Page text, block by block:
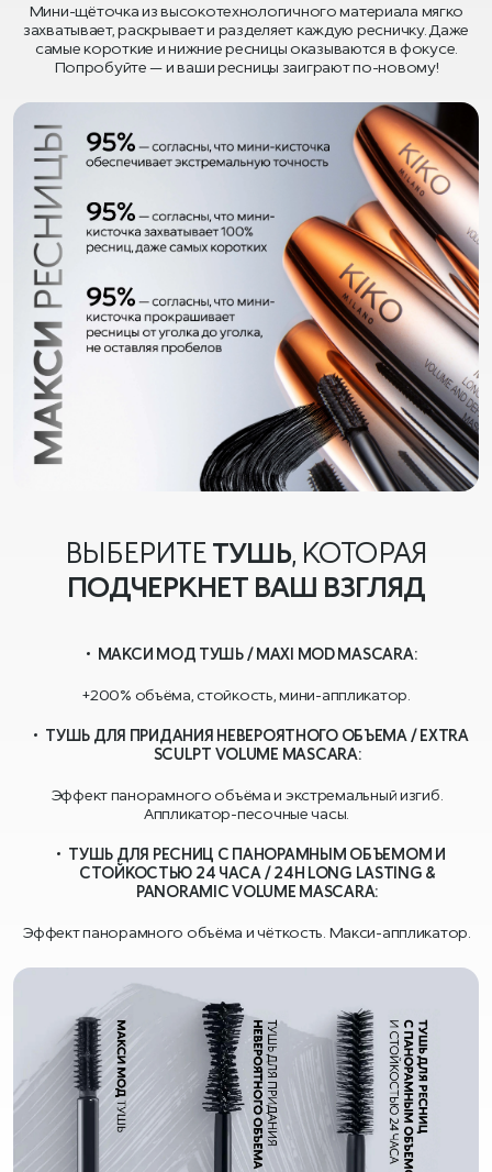
Мини-щёточка из высокотехнологичного материала мягко
захватывает, раскрывает и разделяет каждую ресничку. Даже
самые короткие и нижние ресницы оказываются в фокусе.
Попробуйте — и ваши ресницы заиграют по-новому!
ВЫБЕРИТЕТУШЬ, КОТОРАЯ
ПОДЧЕРКНЕТ ВАШ ВЗГЛЯД
МАКСИ МОД ТУШЬ / MAXI MOD MASCARA:
+200% объёма, стойкость, мини-аппликатор.
ТУШЬ ДЛЯ ПРИДАНИЯ НЕВЕРОЯТНОГО ОБЪЕМА / EXTRA
SCULPT VOLUME MASCARA:
Эффект панорамного объёма и экстремальный изгиб.
Аппликатор-песочные часы.
ТУШЬ ДЛЯ РЕСНИЦ С ПАНОРАМНЫМ ОБЪЕМОМ И
СТОЙКОСТЬЮ 24 ЧАСА / 24H LONG LASTING &
PANORAMIC VOLUME MASCARA:
Эффект панорамного объёма и чёткость. Макси-аппликатор.